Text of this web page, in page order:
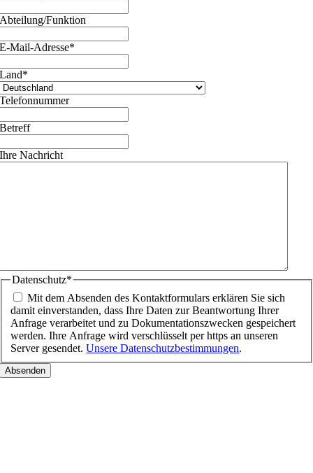
Abteilung/Funktion
E-Mail-Adresse*
Land*
Telefonnummer
Betreff
Ihre Nachricht
Datenschutz*
Mit dem Absenden des Kontaktformulars erklären Sie sich
damit einverstanden, dass Ihre Daten zur Beantwortung Ihrer
Anfrage verarbeitet und zu Dokumentationszwecken gespeichert
werden. Ihre Anfrage wird verschlüsselt per https an unseren
Server gesendet.Unsere Datenschutzbestimmungen.